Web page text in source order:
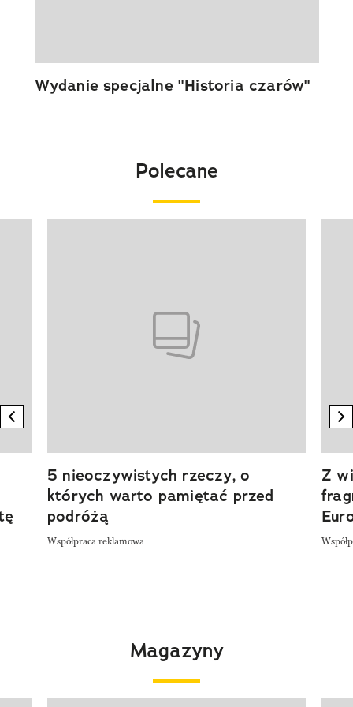
Wydanie specjalne "Historia czarów"
Polecane
previous element
5 nieoczywistych rzeczy, o
których warto pamiętać przed
podróżą
Współpraca reklamowa
Z
Magazyny